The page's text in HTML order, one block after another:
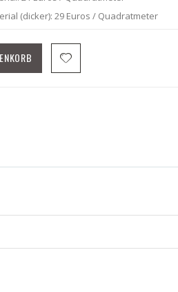
(dicker): 29 Euros / Quadratmeter